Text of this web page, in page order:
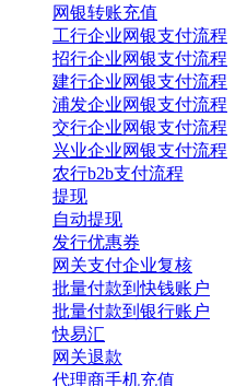
网银转账充值
工行企业网银支付流程
招行企业网银支付流程
建行企业网银支付流程
浦发企业网银支付流程
交行企业网银支付流程
兴业企业网银支付流程
农行b2b支付流程
提现
自动提现
发行优惠券
网关支付企业复核
批量付款到快钱账户
批量付款到银行账户
快易汇
网关退款
代理商手机充值